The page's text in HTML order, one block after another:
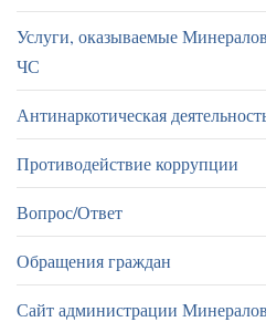
Услуги, оказываемые
ЧС
Антинаркотическая
Противодействие коррупции
Вопрос/Ответ
Обращения граждан
Сайт администрации